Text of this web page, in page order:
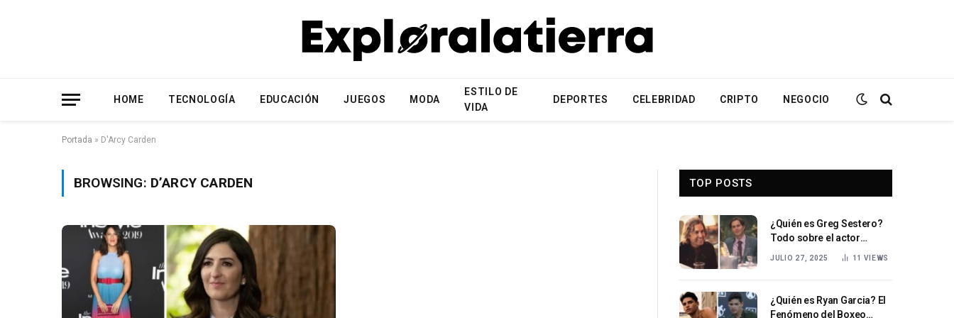
HOME TECNOLOGÍA EDUCACIÓN JUEGOS MODA
ESTILO DE
VIDA
DEPORTES CELEBRIDAD CRIPTO NEGOCIO
Portada » D'Arcy Carden
BROWSING: D’ARCY CARDEN TOP POSTS
¿Quién es Greg Sestero?
Todo sobre el actor
JULIO 27, 2025 11 VIEWS
¿Quién es Ryan Garcia? El
Fenómeno del Boxeo